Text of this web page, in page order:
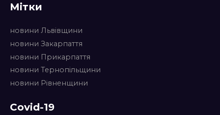
Мітки
новини Львівщини
новини Закарпаття
новини Прикарпаття
новини Тернопільщини
новини Рівненщини
Covid-19